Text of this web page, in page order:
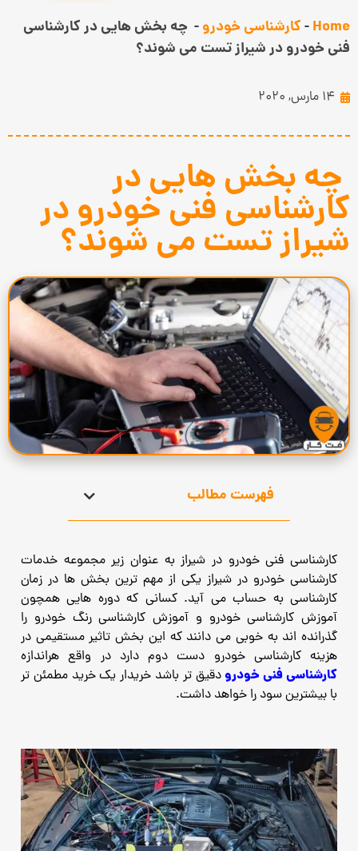
Home
-کارشناسی خودرو- چه بخش هایی در کارشناسی
فنی خودرو در شیراز تست می شوند؟
14 مارس, 2020
چه بخش هایی در
کارشناسی فنی خودرو در
شیراز تست می شوند؟
فهرست مطالب
کارشناسی فنی خودرو در شیراز به عنوان زیر مجموعه خدمات
کارشناسی خودرو در شیراز یکی از مهم ترین بخش ها در زمان
کارشناسی به حساب می آید. کسانی که دوره هایی همچون
آموزش کارشناسی خودرو و آموزش کارشناسی رنگ خودرو را
گذرانده اند به خوبی می دانند که این بخش تاثیر مستقیمی در
هزینه کارشناسی خودرو دست دوم دارد در واقع هراندازه
کارشناسی فنی خودرودقیق تر باشد خریدار یک خرید مطمئن تر
با بیشترین سود را خواهد داشت.